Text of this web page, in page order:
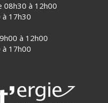
08h30 à 12h00
17h30
à 12h00
17h00